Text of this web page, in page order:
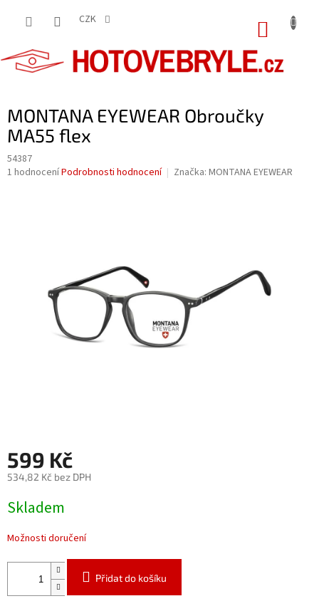
CZK
MONTANA EYEWEAR Obroučky
MA55 flex
54387
Průměrné
1 hodnoceníPodrobnosti hodnocení Značka: MONTANA EYEWEAR
599 Kč
534,82 Kč bez DPH
cena:
Skladem
Možnosti doručení
Přidat do košíku